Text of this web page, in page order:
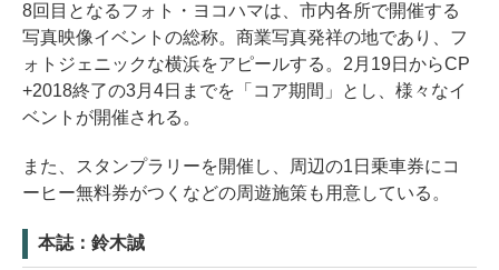
8回目となるフォト・ヨコハマは、市内各所で開催する
写真映像イベントの総称。商業写真発祥の地であり、フ
ォトジェニックな横浜をアピールする。2月19日からCP
+2018終了の3月4日までを「コア期間」とし、様々なイ
ベントが開催される。
また、スタンプラリーを開催し、周辺の1日乗車券にコ
ーヒー無料券がつくなどの周遊施策も用意している。
本誌：鈴木誠